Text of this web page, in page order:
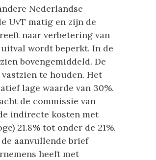
Nederlandse
UvT matig en zijn de
naar verbetering van
wordt beperkt. In de
bovengemiddeld. De
te houden. Het
lage waarde van 30%.
de commissie van
indirecte kosten met
21.8% tot onder de 21%.
aanvullende brief
heeft met